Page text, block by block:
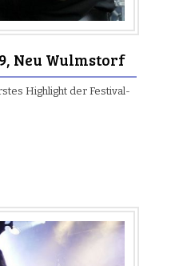
Neu Wulmstorf
Highlight der Festival-